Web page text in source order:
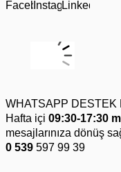
WHATSAPP DESTEK
Hafta içi 09:30-17:30
mesajlarınıza dönüş
0 539 597 99 39